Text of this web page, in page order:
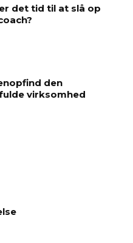
det tid til at slå op
den
virksomhed